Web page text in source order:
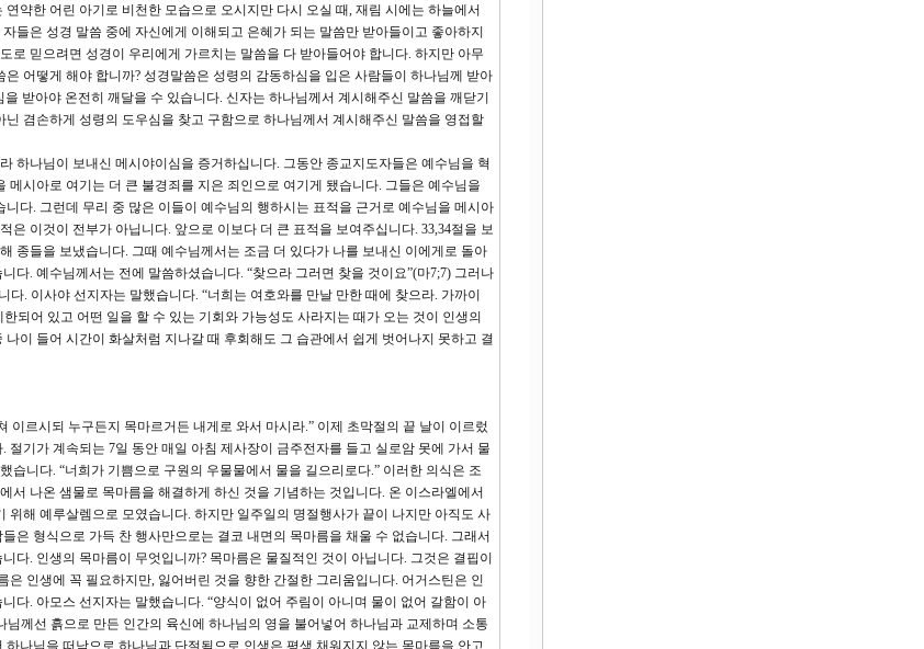
약한 어린 아기로 비천한 모습으로 오시지만 다시 오실 때, 재림 시에는 하늘에서
들은 성경 말씀 중에 자신에게 이해되고 은혜가 되는 말씀만 받아들이고 좋아하지
로 믿으려면 성경이 우리에게 가르치는 말씀을 다 받아들어야 합니다. 하지만 아무
어떻게 해야 합니까? 성경말씀은 성령의 감동하심을 입은 사람들이 하나님께 받아
받아야 온전히 깨달을 수 있습니다. 신자는 하나님께서 계시해주신 말씀을 깨닫기
겸손하게 성령의 도우심을 찾고 구함으로 하나님께서 계시해주신 말씀을 영접할
하나님이 보내신 메시야이심을 증거하십니다. 그동안 종교지도자들은 예수님을 혁
시아로 여기는 더 큰 불경죄를 지은 죄인으로 여기게 됐습니다. 그들은 예수님을
다. 그런데 무리 중 많은 이들이 예수님의 행하시는 표적을 근거로 예수님을 메시아
은 이것이 전부가 아닙니다. 앞으로 이보다 더 큰 표적을 보여주십니다. 33,34절을 보
종들을 보냈습니다. 그때 예수님께서는 조금 더 있다가 나를 보내신 이에게로 돌아
다. 예수님께서는 전에 말씀하셨습니다. “찾으라 그러면 찾을 것이요”(마7;7) 그러나
. 이사야 선지자는 말했습니다. “너희는 여호와를 만날 만한 때에 찾으라. 가까이
되어 있고 어떤 일을 할 수 있는 기회와 가능성도 사라지는 때가 오는 것이 인생의
이 들어 시간이 화살처럼 지나갈 때 후회해도 그 습관에서 쉽게 벗어나지 못하고 결
이르시되 누구든지 목마르거든 내게로 와서 마시라.” 이제 초막절의 끝 날이 이르렀
기가 계속되는 7일 동안 매일 아침 제사장이 금주전자를 들고 실로암 못에 가서 물
습니다. “너희가 기쁨으로 구원의 우물물에서 물을 길으리로다.” 이러한 의식은 조
서 나온 샘물로 목마름을 해결하게 하신 것을 기념하는 것입니다. 온 이스라엘에서
해 예루살렘으로 모였습니다. 하지만 일주일의 명절행사가 끝이 나지만 아직도 사
은 형식으로 가득 찬 행사만으로는 결코 내면의 목마름을 채울 수 없습니다. 그래서
다. 인생의 목마름이 무엇입니까? 목마름은 물질적인 것이 아닙니다. 그것은 결핍이
인생에 꼭 필요하지만, 잃어버린 것을 향한 간절한 그리움입니다. 어거스틴은 인
다. 아모스 선지자는 말했습니다. “양식이 없어 주림이 아니며 물이 없어 갈함이 아
께선 흙으로 만든 인간의 육신에 하나님의 영을 불어넣어 하나님과 교제하며 소통
나님을 떠남으로 하나님과 단절됨으로 인생은 평생 채워지지 않는 목마름을 안고